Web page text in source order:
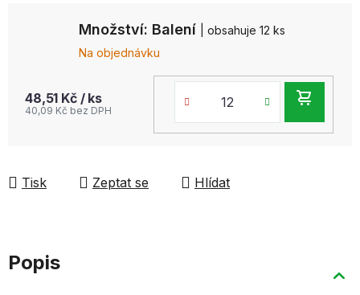
Množství: Balení
| obsahuje 12 ks
Na objednávku
48,51 Kč / ks
40,09 Kč bez DPH
Tisk Zeptat se Hlídat
Popis